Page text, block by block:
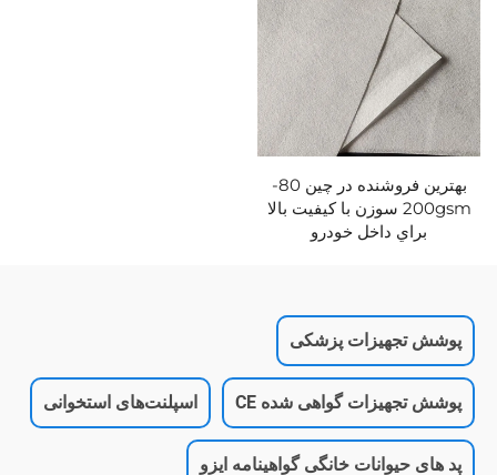
بهترين فروشنده در چين 80-
200gsm سوزن با کيفيت بالا
براي داخل خودرو
پوشش تجهیزات پزشکی
پوشش تجهیزات گواهی شده CE اسپلنت‌های استخوانی
پد های حیوانات خانگی گواهینامه ایزو